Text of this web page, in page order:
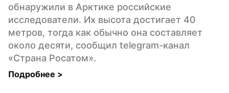
обнаружили в Арктике российские
исследователи. Их высота достигает 40
метров, тогда как обычно она составляет
около десяти, сообщил telegram-канал
«Страна Росатом».
Подробнее >